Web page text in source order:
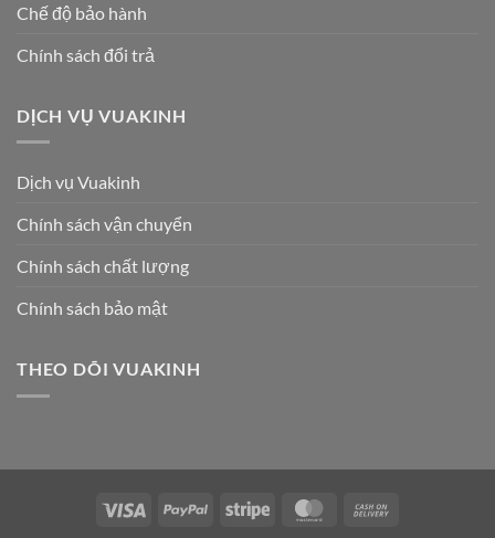
Chế độ bảo hành
Chính sách đổi trả
DỊCH VỤ VUAKINH
Dịch vụ Vuakinh
Chính sách vận chuyển
Chính sách chất lượng
Chính sách bảo mật
THEO DÕI VUAKINH
Visa PayPal Stripe MasterCard